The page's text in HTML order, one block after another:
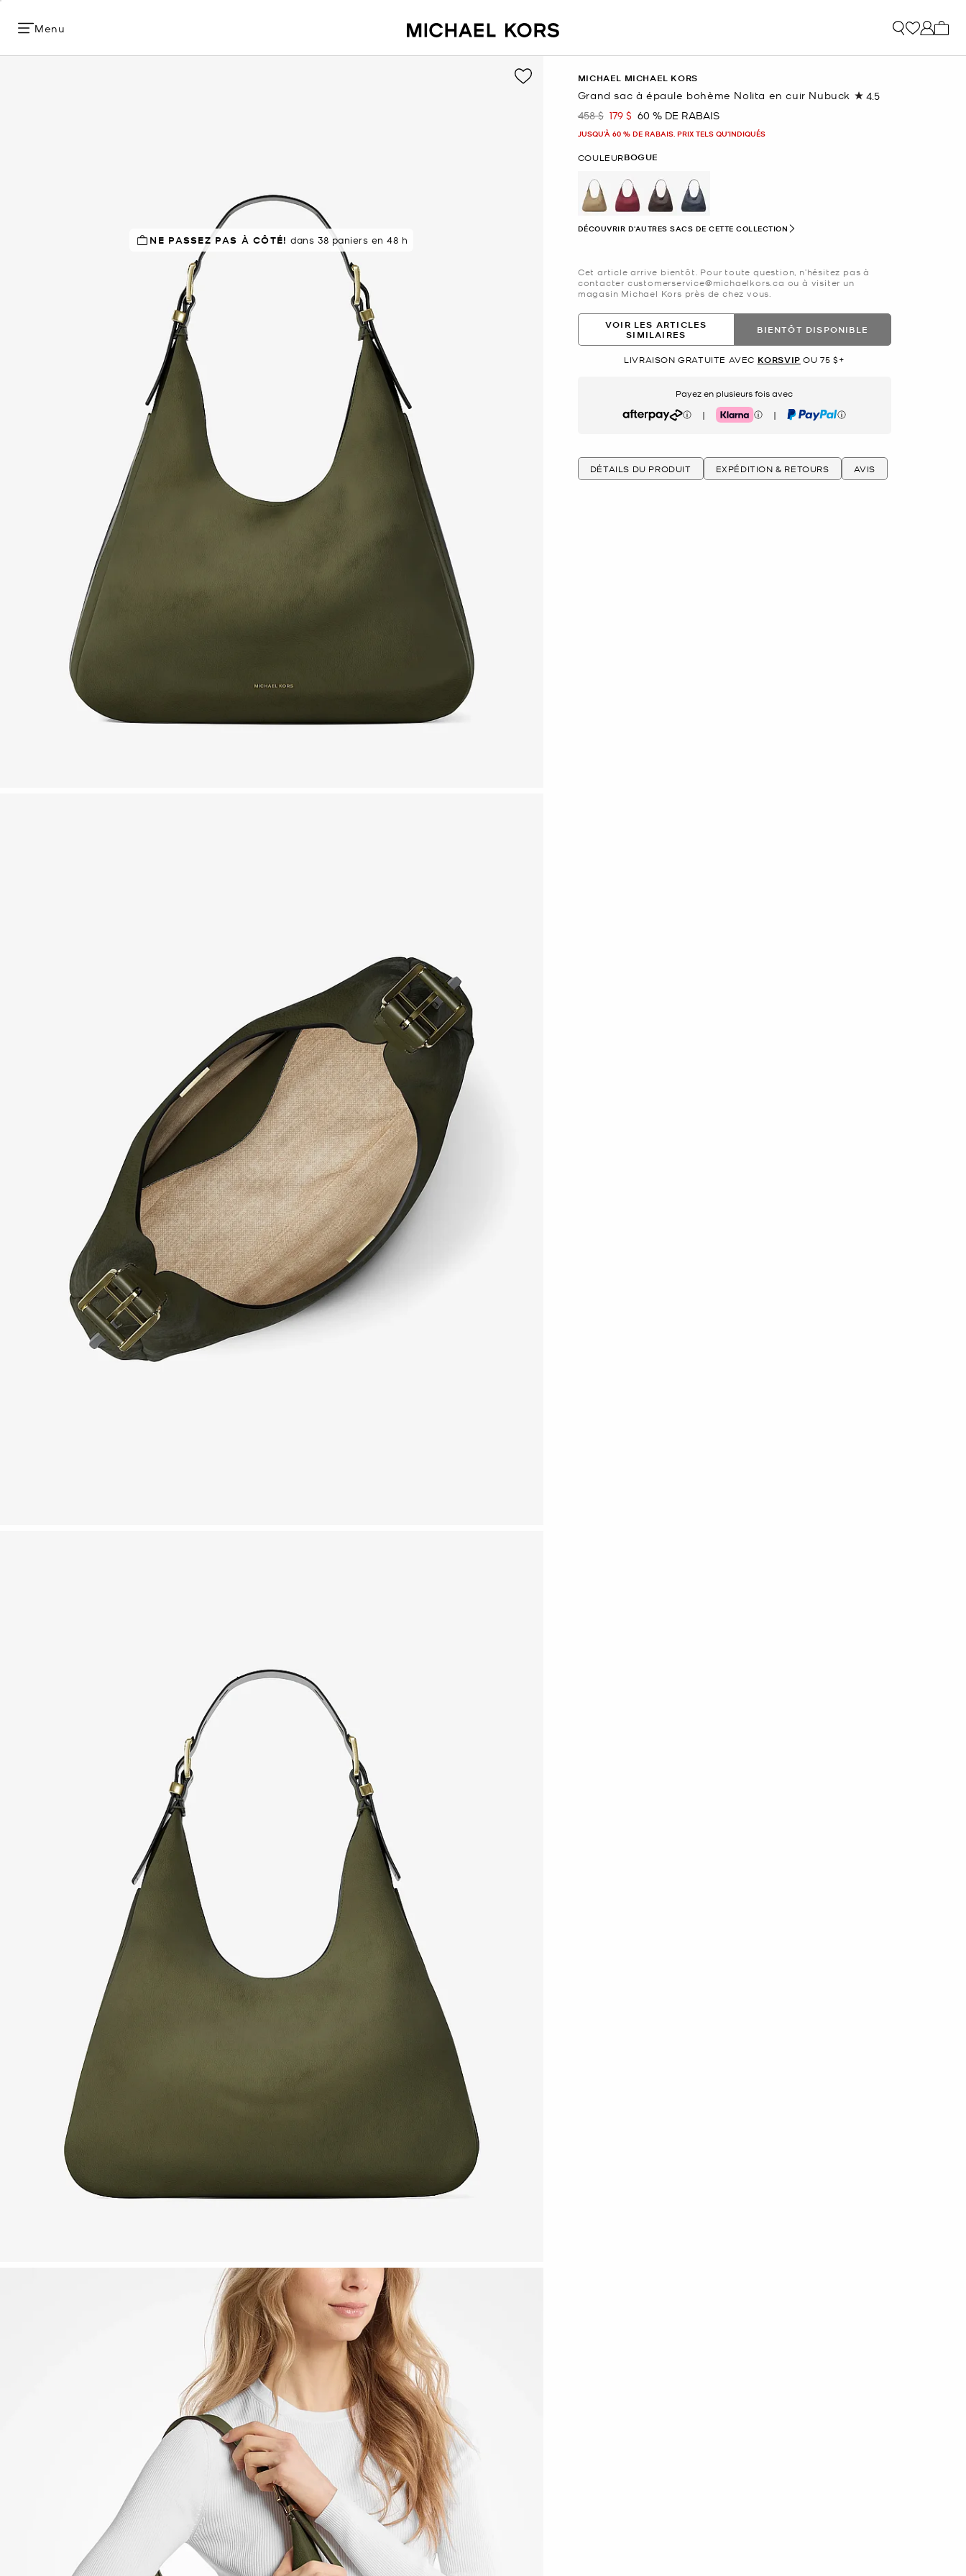
Menu
RECOMMANDÉpar 82% des acheteurs
NE PASSEZ PAS À CÔTÉ! dans 38 paniers en 48 h
MICHAEL MICHAEL KORS
Grand sac à épaule bohème Nolita en cuir Nubuck 4.5Lire
était
458 $ maintenant
179 $ 60 % DE RABAIS
JUSQU’À 60 % DE RABAIS. PRIX TELS QU'INDIQUÉS
COULEURBOGUE
sélectionné(s)
DÉCOUVRIR D'AUTRES SACS DE CETTE COLLECTION
Cet article arrive bientôt. Pour toute question, n’hésitez pas à
contacter customerservice@michaelkors.ca ou à visiter un
magasin Michael Kors près de chez vous.
VOIR LES ARTICLES
SIMILAIRES
BIENTÔT DISPONIBLE
LIVRAISON GRATUITE AVEC KORSVIP OU 75 $+
Payez en plusieurs fois avec
Afterpay | Klarna | PayPal
DÉTAILS DU PRODUIT EXPÉDITION & RETOURS AVIS